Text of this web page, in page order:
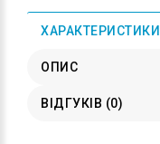
ХАРАКТЕРИСТИКИ
ОПИС
ВІДГУКІВ (0)